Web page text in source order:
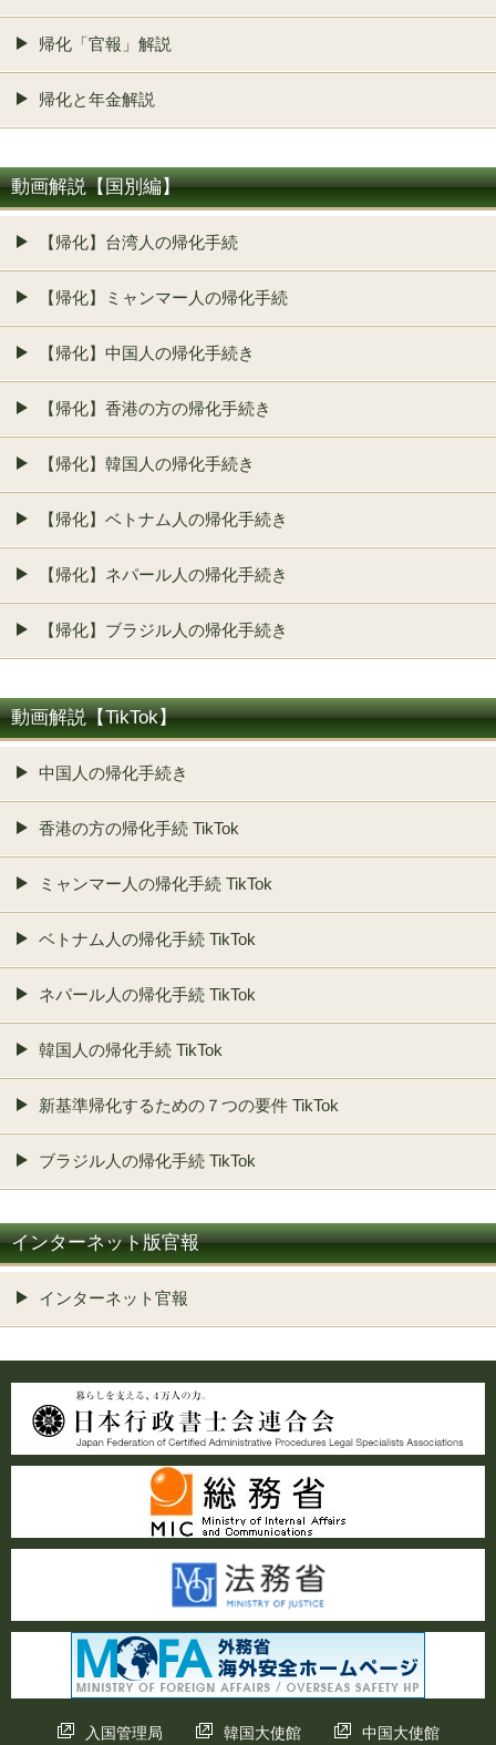
帰化「官報」解説
帰化と年金解説
動画解説【国別編】
【帰化】台湾人の帰化手続
【帰化】ミャンマー人の帰化手続
【帰化】中国人の帰化手続き
【帰化】香港の方の帰化手続き
【帰化】韓国人の帰化手続き
【帰化】ベトナム人の帰化手続き
【帰化】ネパール人の帰化手続き
【帰化】ブラジル人の帰化手続き
動画解説【TikTok】
中国人の帰化手続き
香港の方の帰化手続 TikTok
ミャンマー人の帰化手続 TikTok
ベトナム人の帰化手続 TikTok
ネパール人の帰化手続 TikTok
韓国人の帰化手続 TikTok
新基準帰化するための７つの要件 TikTok
ブラジル人の帰化手続 TikTok
インターネット版官報
インターネット官報
入国管理局 韓国大使館 中国大使館